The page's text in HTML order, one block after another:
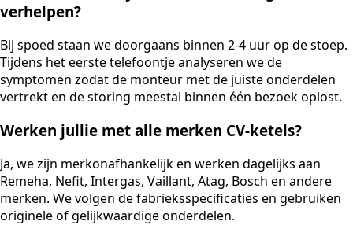
verhelpen?
Bij spoed staan we doorgaans binnen 2-4 uur op de stoep.
Tijdens het eerste telefoontje analyseren we de
symptomen zodat de monteur met de juiste onderdelen
vertrekt en de storing meestal binnen één bezoek oplost.
Werken jullie met alle merken CV-ketels?
Ja, we zijn merkonafhankelijk en werken dagelijks aan
Remeha, Nefit, Intergas, Vaillant, Atag, Bosch en andere
merken. We volgen de fabrieksspecificaties en gebruiken
originele of gelijkwaardige onderdelen.